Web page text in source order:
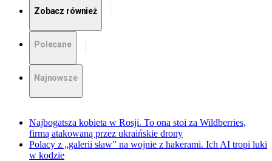
Zobacz również
Polecane
Najnowsze
Najbogatsza kobieta w Rosji. To ona stoi za Wildberries,
firmą atakowaną przez ukraińskie drony
Polacy z „galerii sław” na wojnie z hakerami. Ich AI tropi luki
w kodzie